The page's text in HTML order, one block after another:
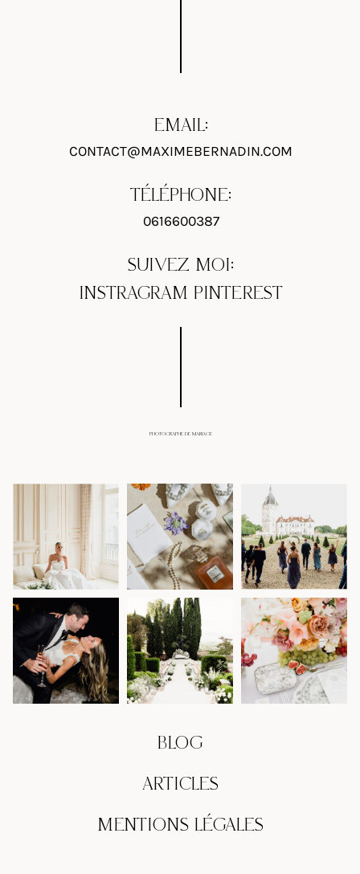
EMAIL:
CONTACT@MAXIMEBERNADIN.COM
TÉLÉPHONE:
0616600387
SUIVEZ MOI:
INSTRAGRAM PINTEREST
PHOTOGRAPHE DE MARIAGE
BLOG
ARTICLES
MENTIONS LÉGALES